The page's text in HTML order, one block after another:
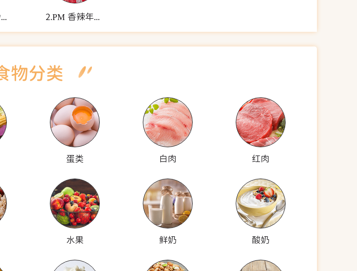
2.PM 韩式炒年糕(碗装) 2.PM 香辣年糕(袋装)
蛋类 白肉 红肉
水果 鲜奶 酸奶